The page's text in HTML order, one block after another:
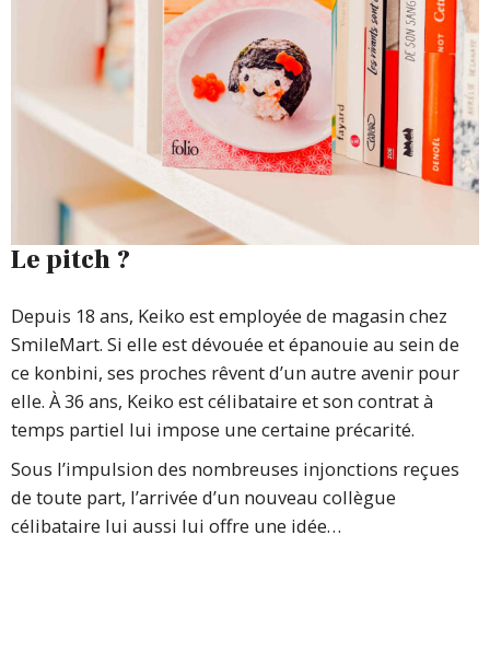
Le pitch ?
Depuis 18 ans, Keiko est employée de magasin chez
SmileMart. Si elle est dévouée et épanouie au sein de
ce konbini, ses proches rêvent d’un autre avenir pour
elle. À 36 ans, Keiko est célibataire et son contrat à
temps partiel lui impose une certaine précarité.
Sous l’impulsion des nombreuses injonctions reçues
de toute part, l’arrivée d’un nouveau collègue
célibataire lui aussi lui offre une idée…